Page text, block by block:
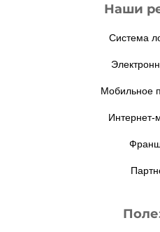
Наши
Система
Мобильное
Интернет-